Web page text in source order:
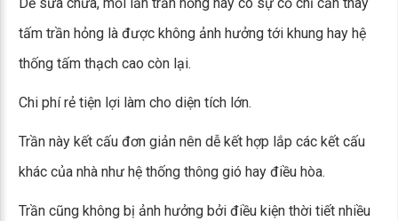
Dễ sửa chữa, mỗi lần trần hỏng hay có sự cố chỉ cần thay
tấm trần hỏng là được không ảnh hưởng tới khung hay hệ
thống tấm thạch cao còn lại.
Chi phí rẻ tiện lợi làm cho diện tích lớn.
Trần này kết cấu đơn giản nên dễ kết hợp lắp các kết cấu
khác của nhà như hệ thống thông gió hay điều hòa.
Trần cũng không bị ảnh hưởng bởi điều kiện thời tiết nhiều